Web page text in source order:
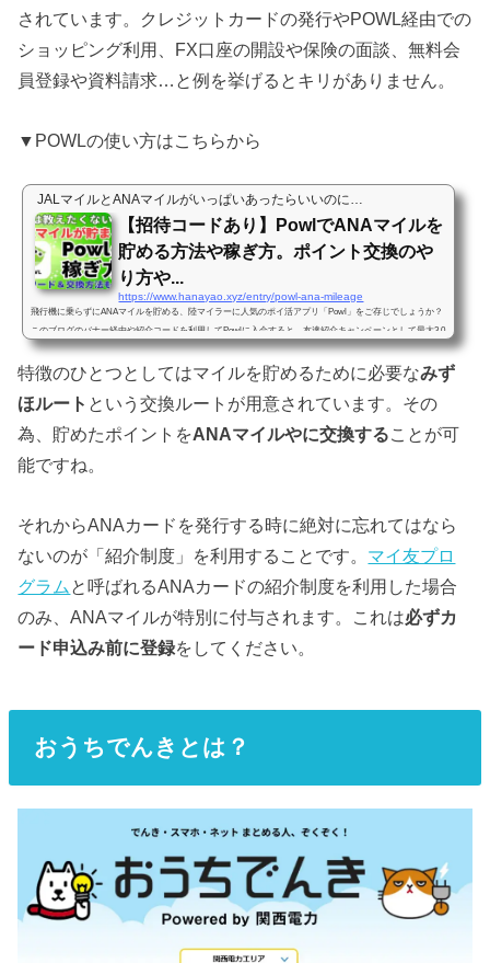
されています。クレジットカードの発行やPOWL経由での
ショッピング利用、FX口座の開設や保険の面談、無料会
員登録や資料請求…と例を挙げるとキリがありません。
▼POWLの使い方はこちらから
JALマイルとANAマイルがいっぱいあったらいいのに…
【招待コードあり】PowlでANAマイルを
貯める方法や稼ぎ方。ポイント交換のや
り方や...
https://www.hanayao.xyz/entry/powl-ana-mileage
飛行機に乗らずにANAマイルを貯める、陸マイラーに人気のポイ活アプリ「Powl」をご存じでしょうか？
このブログのバナー経由や紹介コードを利用してPowlに入会すると、友達紹介キャンペーンとして最大3,0
00pt（300円分）をもらうことができます。Powlは元々、歩くことでポイントを貯めることができるポイ活
アプリとして誕生しました。Powlで貯めたポイントは、高い交換レートでANAマイルに交換することがで
ポイントサイトとしては後発組に...
特徴のひとつとしてはマイルを貯めるために必要なみず
ほルート という交換ルートが用意されています。その
為、貯めたポイントをANAマイルやに交換することが可
能ですね。
それからANAカードを発行する時に絶対に忘れてはなら
ないのが「紹介制度」を利用することです。 マイ友プロ
グラム と呼ばれるANAカードの紹介制度を利用した場合
のみ、ANAマイルが特別に付与されます。これは必ずカ
ード申込み前に登録をしてください。
おうちでんきとは？